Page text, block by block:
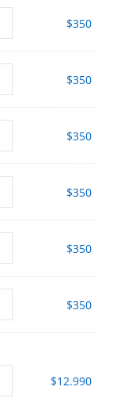
$350
$350
$350
$350
$350
$350
$12.990